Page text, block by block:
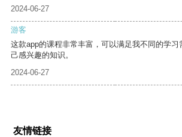
2024-06-27
游客
这款app的课程非常丰富，可以满足我不同的学习
己感兴趣的知识。
2024-06-27
友情链接